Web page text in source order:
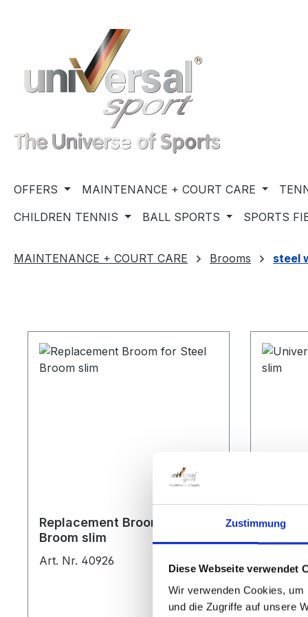
Zustimmung
Diese Webseite verwendet
Wir verwenden Cookies,
und die Zugriffe auf unsere
OFFERS MAINTENANCE + COURT CARE
CHILDREN TENNIS
BALL SPORTS SPORTS
MAINTENANCE + COURT CARE Brooms steel
Replacement Broom for Steel
Broom slim
Art. Nr. 40926